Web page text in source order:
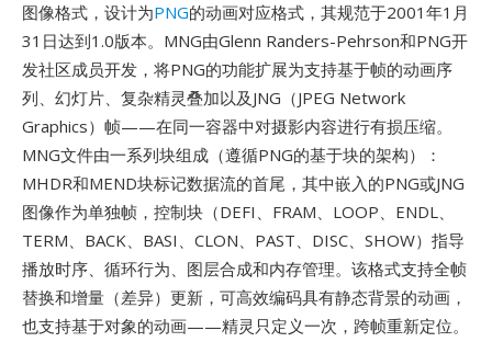
图像格式，设计为PNG的动画对应格式，其规范于2001年1月
31日达到1.0版本。MNG由Glenn Randers-Pehrson和PNG开
发社区成员开发，将PNG的功能扩展为支持基于帧的动画序
列、幻灯片、复杂精灵叠加以及JNG（JPEG Network
Graphics）帧——在同一容器中对摄影内容进行有损压缩。
MNG文件由一系列块组成（遵循PNG的基于块的架构）：
MHDR和MEND块标记数据流的首尾，其中嵌入的PNG或JNG
图像作为单独帧，控制块（DEFI、FRAM、LOOP、ENDL、
TERM、BACK、BASI、CLON、PAST、DISC、SHOW）指导
播放时序、循环行为、图层合成和内存管理。该格式支持全帧
替换和增量（差异）更新，可高效编码具有静态背景的动画，
也支持基于对象的动画——精灵只定义一次，跨帧重新定位。